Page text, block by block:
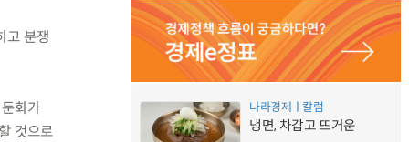
고 분쟁
화가
것으로
나라경제ㅣ칼럼
냉면, 차갑고 뜨거운